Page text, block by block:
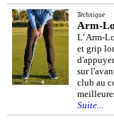
Technique
Arm-
L' Arm-
et grip
sur
club au
Suite...